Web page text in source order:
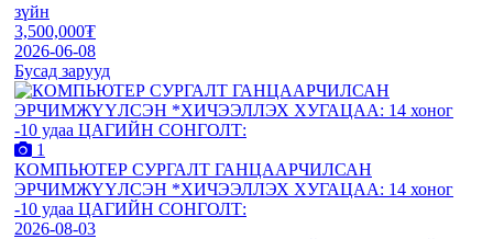
зүйн
3,500,000₮
2026-06-08
Бусад зарууд
1
КОМПЬЮТЕР СУРГАЛТ ГАНЦААРЧИЛСАН
ЭРЧИМЖҮҮЛСЭН *ХИЧЭЭЛЛЭХ ХУГАЦАА: 14 хоног
-10 удаа ЦАГИЙН СОНГОЛТ:
2026-08-03